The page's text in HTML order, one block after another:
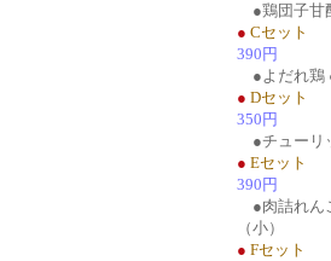
●鶏団子甘
● Cセット
390円
●よだれ鶏
● Dセット
350円
●チューリ
● Eセット
390円
●肉詰れん
（小）
● Fセット